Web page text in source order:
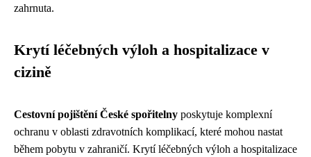
zahrnuta.
Krytí léčebných výloh a hospitalizace v
cizině
Cestovní pojištění České spořitelny poskytuje komplexní
ochranu v oblasti zdravotních komplikací, které mohou nastat
během pobytu v zahraničí. Krytí léčebných výloh a hospitalizace